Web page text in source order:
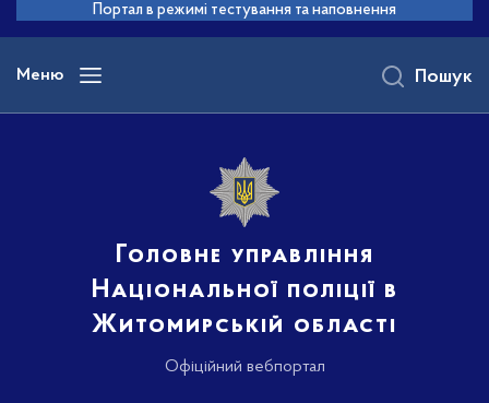
основного
вмісту
Портал в режимі тестування та наповнення
Меню
Головне управління
Національної поліції в
Житомирській області
Офіційний вебпортал
Пошук